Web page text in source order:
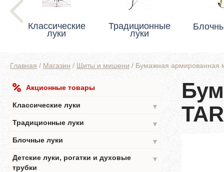
Классические
луки
Традиционные
луки
Главная / Магазин / Щиты и мишени / Бумажная армированная
Акционные товары
Классические луки
▼
Традиционные луки
▼
Блочные луки
▼
Детские луки, рогатки и духовые
трубки
▼